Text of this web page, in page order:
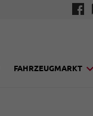
FAHRZEUGMARKT